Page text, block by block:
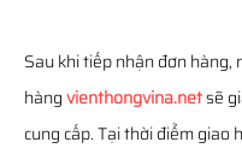
Sau khi tiếp nhận đơn hàng,
hàngvienthongvina.netsẽ
cung cấp. Tại thời điểm giao